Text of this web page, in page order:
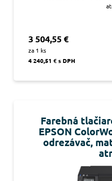
3 504,55 €
za 1 ks
4 240,51 € s DPH
Farebná
EPSON
odrezávač,